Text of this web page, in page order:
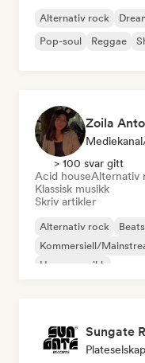
Alternativ rock
Pop-soul
Reggae
Zoila
> 100 svar gitt
Acid houseAlternativ
Klassisk musikk
Skriv artikler
Alternativ rock
Kommersiell/
House-musikk
Sungate
Plateselskap